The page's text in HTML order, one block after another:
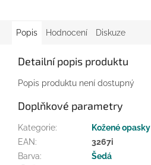
Popis Hodnocení Diskuze
Detailní popis produktu
Popis produktu není dostupný
Doplňkové parametry
Kategorie:
Kožené opasky
EAN:
3267i
Barva:
Šedá